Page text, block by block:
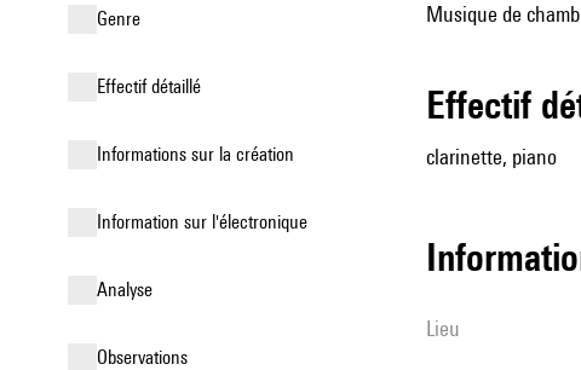
genre
effectif détaillé
informations sur la création
Information sur l'électronique
analyse
observations
Musique de
effectif
clarinette, piano
lieu